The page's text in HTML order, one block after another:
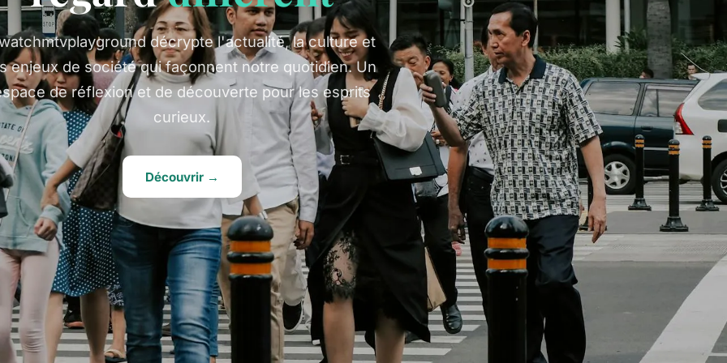
décrypte l'actualité, la culture et
enjeux de société qui façonnent notre quotidien. Un
de réflexion et de découverte pour les esprits
curieux.
Découvrir →